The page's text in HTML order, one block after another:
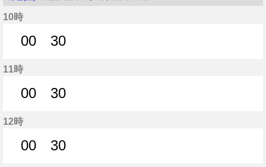
10時
00
30
11時
00
30
12時
00
30